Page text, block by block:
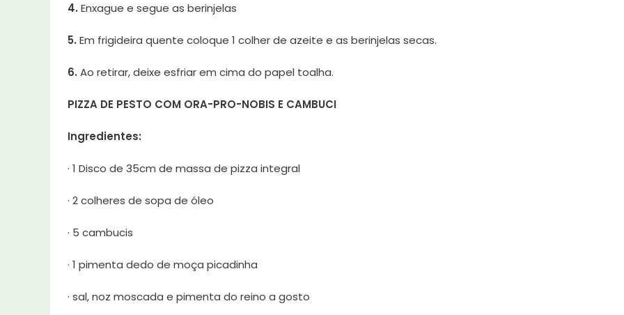
4. Enxague e segue as berinjelas
5. Em frigideira quente coloque 1 colher de azeite e as berinjelas secas.
6. Ao retirar, deixe esfriar em cima do papel toalha.
PIZZA DE PESTO COM ORA-PRO-NOBIS E CAMBUCI
Ingredientes:
· 1 Disco de 35cm de massa de pizza integral
· 2 colheres de sopa de óleo
· 5 cambucis
· 1 pimenta dedo de moça picadinha
· sal, noz moscada e pimenta do reino a gosto